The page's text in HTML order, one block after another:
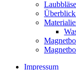
Impressum